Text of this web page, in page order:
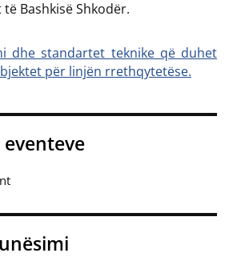
Bashkisë Shkodër.
dhe standartet teknike që duhet
për linjën rrethqytetëse.